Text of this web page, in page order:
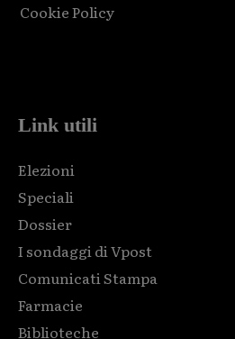
Cookie Policy
Link utili
Elezioni
Speciali
Dossier
I sondaggi di Vpost
Comunicati Stampa
Farmacie
Biblioteche